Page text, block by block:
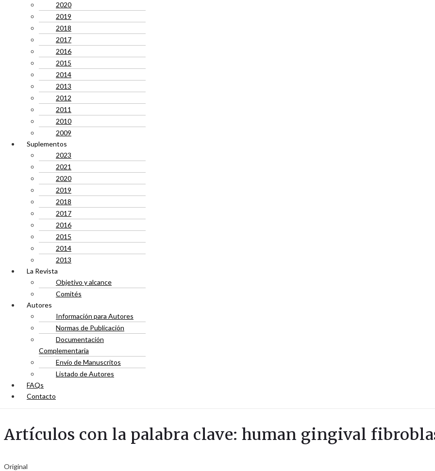
2020
2019
2018
2017
2016
2015
2014
2013
2012
2011
2010
2009
Suplementos
2023
2021
2020
2019
2018
2017
2016
2015
2014
2013
La Revista
Objetivo y alcance
Comités
Autores
Información para Autores
Normas de Publicación
Documentación
Complementaria
Envío de Manuscritos
Listado de Autores
FAQs
Contacto
Artículos con la palabra clave: human gingival
Original